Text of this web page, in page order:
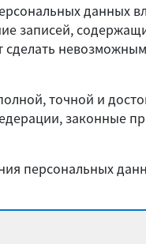
данных
записей,
точной и
законные
персональных